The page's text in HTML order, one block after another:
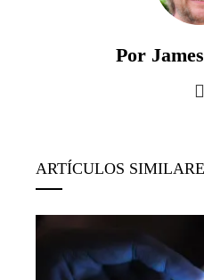
Por
ARTÍCULOS